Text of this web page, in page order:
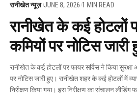
रानीखेत न्यूज़ JUNE 8, 2026 1 MIN READ
रानीखेत के कई होटलों
कमियों पर नोटिस जारी
रानीखेत के कई होटलों पर फायर सर्विस ने किया
पर नोटिस जारी हुए। रानीखेत शहर के कई होटलों में
निरीक्षण किया गया। इस निरीक्षण का संचालन लीडिंग
ने किया। निरीक्षण के दौरान मून होटल, एवेरेस्ट होटल,